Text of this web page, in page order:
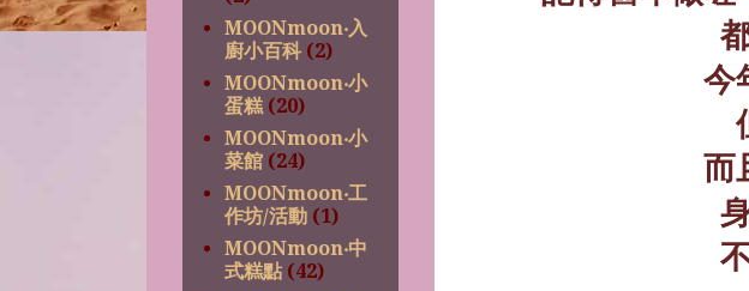
今
而
MOONmoon‧入
廚小百科 (2)
MOONmoon‧小
蛋糕 (20)
MOONmoon‧小
菜館 (24)
MOONmoon‧工
作坊/活動 (1)
MOONmoon‧中
式糕點 (42)